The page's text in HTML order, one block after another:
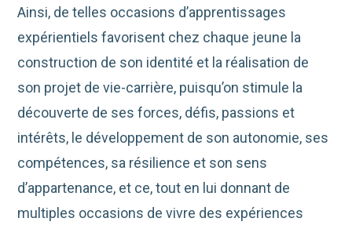
Ainsi, de telles occasions d’apprentissages
expérientiels favorisent chez chaque jeune la
construction de son identité et la réalisation de
son projet de vie-carrière, puisqu’on stimule la
découverte de ses forces, défis, passions et
intérêts, le développement de son autonomie, ses
compétences, sa résilience et son sens
d’appartenance, et ce, tout en lui donnant de
multiples occasions de vivre des expériences